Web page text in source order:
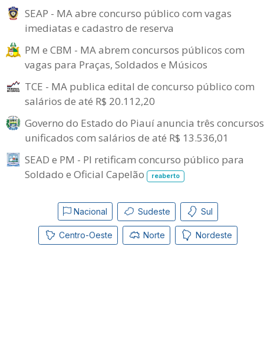
SEAP - MA abre concurso público com vagas
imediatas e cadastro de reserva
PM e CBM - MA abrem concursos públicos com
vagas para Praças, Soldados e Músicos
TCE - MA publica edital de concurso público com
salários de até R$ 20.112,20
Governo do Estado do Piauí anuncia três concursos
unificados com salários de até R$ 13.536,01
SEAD e PM - PI retificam concurso público para
Soldado e Oficial Capelão
reaberto
Nacional Sudeste Sul
Centro-Oeste Norte Nordeste